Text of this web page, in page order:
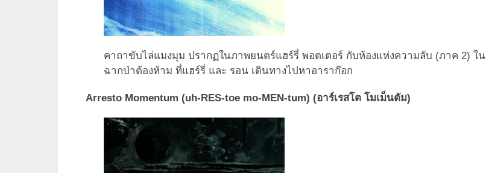
คาถาขับไล่แมงมุม ปรากฏในภาพยนตร์แฮร์รี่ พอตเตอร์ กับห้องแห่งความลับ (ภาค 2) ใน
ฉากป่าต้องห้าม ที่แฮร์รี่ และ รอน เดินทางไปหาอาราก๊อก
Arresto Momentum (uh-RES-toe mo-MEN-tum) (อาร์เรสโต โมเม็นตัม)